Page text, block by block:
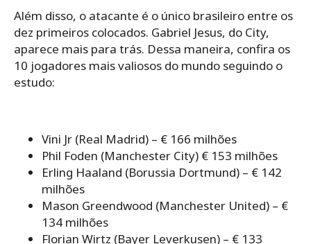
Além disso, o atacante é o único brasileiro entre os
dez primeiros colocados. Gabriel Jesus, do City,
aparece mais para trás. Dessa maneira, confira os
10 jogadores mais valiosos do mundo seguindo o
estudo:
Vini Jr (Real Madrid) – € 166 milhões
Phil Foden (Manchester City) € 153 milhões
Erling Haaland (Borussia Dortmund) – € 142
milhões
Mason Greendwood (Manchester United) – €
134 milhões
Florian Wirtz (Bayer Leverkusen) – € 133